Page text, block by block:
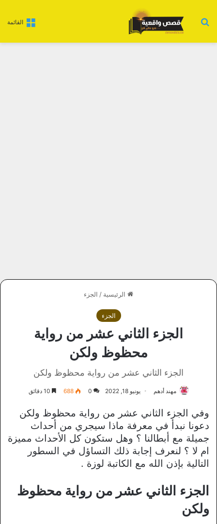
القائمة بحث عن
الرئيسية / الجزء
الجزء
الجزء الثاني عشر من رواية
محظوظ ولكن
الجزء الثاني عشر من رواية محظوظ ولكن
مهند أدهم يونيو 18, 2022 0
688
وفي الجزء الثاني عشر من رواية محظوظ ولكن
دعونا نبدأ في معرفة ماذا سيجري من أحداث
جميلة مع أبطالنا ؟ وهل ستكون كل الأحداث مميزة
ام لا ؟ لنعرف إجابة ذلك التساؤل في السطور
التالية بإذن الله مع الكاتبة لوزة .
الجزء الثاني عشر من رواية محظوظ
ولكن